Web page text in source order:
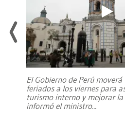
El Gobierno de Perú
feriados a los viernes para
turismo interno y mejorar
informó el ministro...